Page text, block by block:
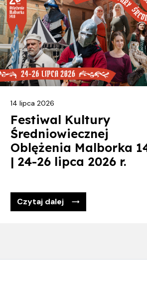
14 lipca 2026
Festiwal Kultury
Średniowiecznej
Oblężenia Malborka
| 24-26 lipca 2026 r.
Czytaj dalej